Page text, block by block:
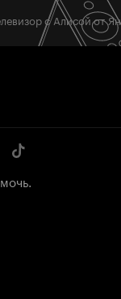
с Алисой от